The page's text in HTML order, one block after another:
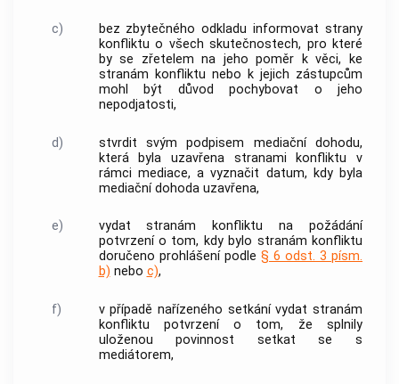
c)
bez zbytečného odkladu informovat strany
konfliktu o všech skutečnostech, pro které
by se zřetelem na jeho poměr k věci, ke
stranám konfliktu nebo k jejich zástupcům
mohl být důvod pochybovat o jeho
nepodjatosti,
d) stvrdit svým podpisem mediační dohodu,
která byla uzavřena stranami konfliktu v
rámci mediace, a vyznačit datum, kdy byla
mediační dohodauzavřena,
e)
vydat stranám konfliktu na požádání
potvrzení o tom, kdy bylo stranám konfliktu
doručeno prohlášení podle § 6 odst. 3 písm.
b) nebo c),
f)
v případě nařízeného setkání vydat stranám
konfliktu potvrzení o tom, že splnily
uloženou povinnost setkat se s
mediátorem,